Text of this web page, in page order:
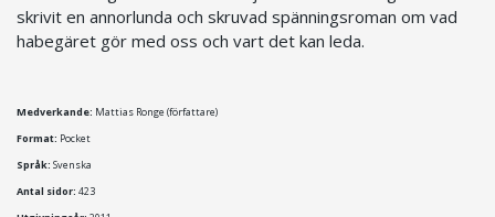
skrivit en annorlunda och skruvad spänningsroman om vad
habegäret gör med oss och vart det kan leda.
Medverkande: Mattias Ronge (författare)
Format: Pocket
Språk: Svenska
Antal sidor: 423